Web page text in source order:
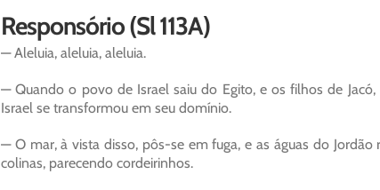
Responsório (Sl 113A)
— Aleluia, aleluia, aleluia.
— Quando o povo de Israel saiu do Egito, e os filhos de
Israel se transformou em seu domínio.
— O mar, à vista disso, pôs-se em fuga, e as águas do
colinas, parecendo cordeirinhos.